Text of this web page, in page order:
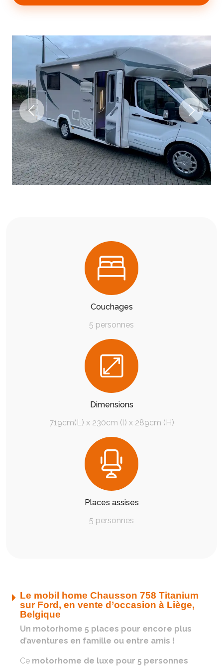
Couchages
5 personnes
Dimensions
719cm(L) x 230cm (l) x 289cm (H)
Places assises
5 personnes
Le mobil home Chausson 758 Titanium
sur Ford, en vente d’occasion à Liège,
Belgique
Un motorhome 5 places pour encore plus
d’aventures en famille ou entre amis !
Ce motorhome de luxe pour 5 personnes